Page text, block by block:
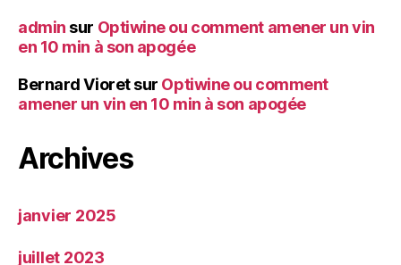
admin sur Optiwine ou comment amener un vin
en 10 min à son apogée
Bernard Vioretsur Optiwine ou comment
amener un vin en 10 min à son apogée
Archives
janvier 2025
juillet 2023